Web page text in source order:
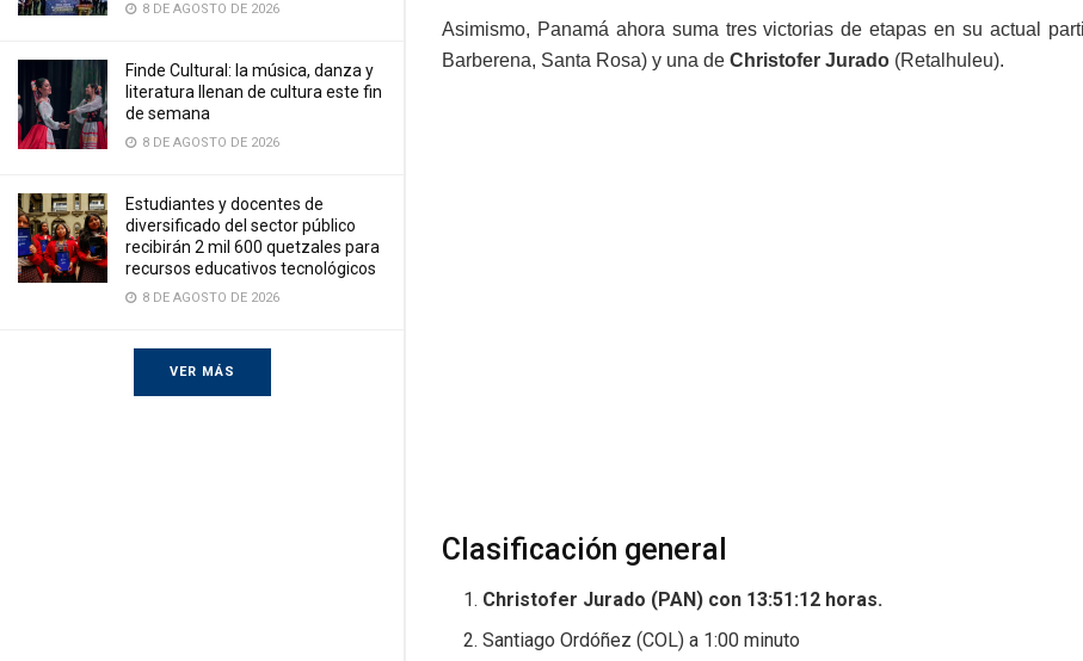
8 DE AGOSTO DE 2026
Finde Cultural: la música, danza y
literatura llenan de cultura este fin
de semana
8 DE AGOSTO DE 2026
Estudiantes y docentes de
diversificado del sector público
recibirán 2 mil 600 quetzales para
recursos educativos tecnológicos
8 DE AGOSTO DE 2026
VER MÁS
Asimismo, Panamá ahora suma tres victorias de etapas en su actual
Barberena, Santa Rosa) y una de Christofer Jurado (Retalhuleu).
Clasificación general
Christofer Jurado (PAN) con 13:51:12 horas.
Santiago Ordóñez (COL) a 1:00 minuto